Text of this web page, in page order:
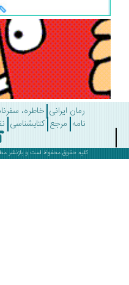
رمان ایرانی خاطره، سفرنامه و
مرجع کتابشناسی نقد
کلیه حقوق محفوظ است و بازنشر مطالب با